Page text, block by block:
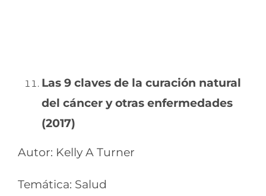
Las 9 claves de la curación natural
del cáncer y otras enfermedades
(2017)
Autor: Kelly A Turner
Temática: Salud